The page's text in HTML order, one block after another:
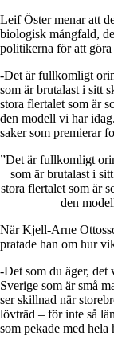
Leif Öster menar att
biologisk mångfald,
politikerna för att göra
-Det är fullkomligt
som är brutalast i sitt
stora flertalet som är
den modell vi har
saker som premierar
”Det är fullkomligt
som är brutalast i
stora flertalet som är
den
NärKjell-Arne
pratade han om hur
-Det som du äger, det
Sverige som är små
ser skillnad när
lövträd – för inte så
som pekade med